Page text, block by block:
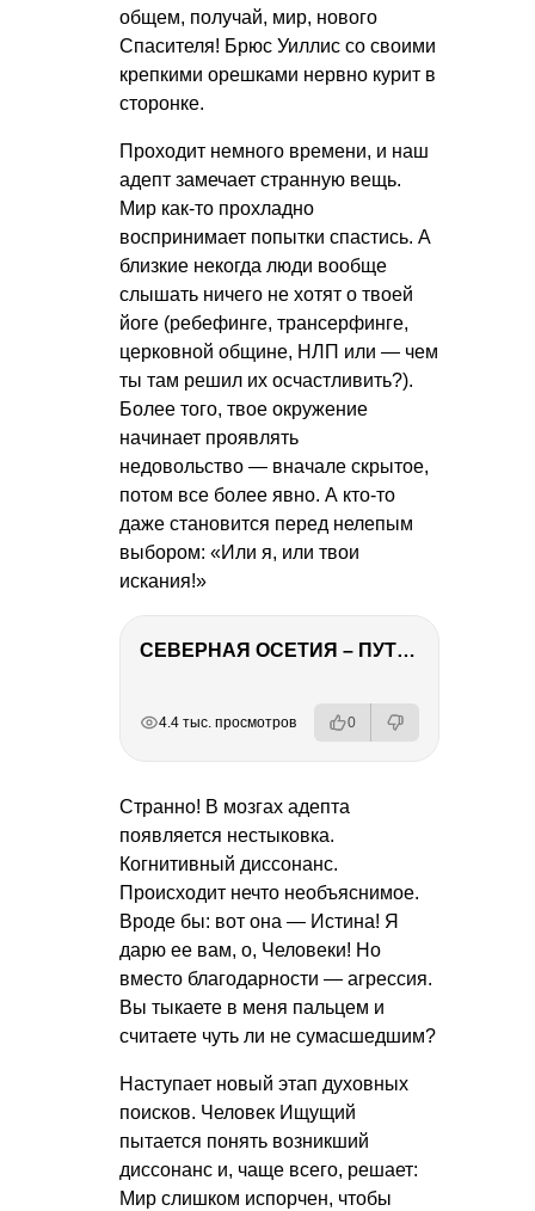
общем, получай, мир, нового
Спасителя! Брюс Уиллис со своими
крепкими орешками нервно курит в
сторонке.
Проходит немного времени, и наш
адепт замечает странную вещь.
Мир как-то прохладно
воспринимает попытки спастись. А
близкие некогда люди вообще
слышать ничего не хотят о твоей
йоге (ребефинге, трансерфинге,
церковной общине, НЛП или — чем
ты там решил их осчастливить?).
Более того, твое окружение
начинает проявлять
недовольство — вначале скрытое,
потом все более явно. А кто-то
даже становится перед нелепым
выбором: «Или я, или твои
искания!»
СЕВЕРНАЯ ОСЕТИЯ – ПУТЕШЕСТВИЕ НА КАВКАЗ часть 4
4.4 тыс. просмотров 0
Странно! В мозгах адепта
появляется нестыковка.
Когнитивный диссонанс.
Происходит нечто необъяснимое.
Вроде бы: вот она — Истина! Я
дарю ее вам, о, Человеки! Но
вместо благодарности — агрессия.
Вы тыкаете в меня пальцем и
считаете чуть ли не сумасшедшим?
Наступает новый этап духовных
поисков. Человек Ищущий
пытается понять возникший
диссонанс и, чаще всего, решает:
Мир слишком испорчен, чтобы